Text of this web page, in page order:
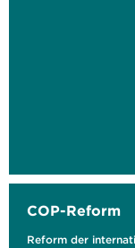
COP-Reform
Reform der